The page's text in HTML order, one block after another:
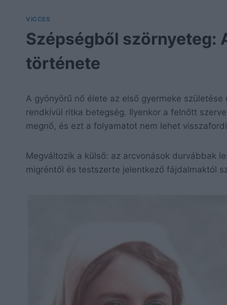
VICCES
Szépségből szörnyeteg:
története
A gyönyörű nő élete az első gyermeke
rendkívül ritka betegség. Ilyenkor a felnőtt
megnő, és ezt a folyamatot nem lehet
Megváltozik a külső: az arcvonások durvábbak
migréntől és testszerte jelentkező fájdalmaktól